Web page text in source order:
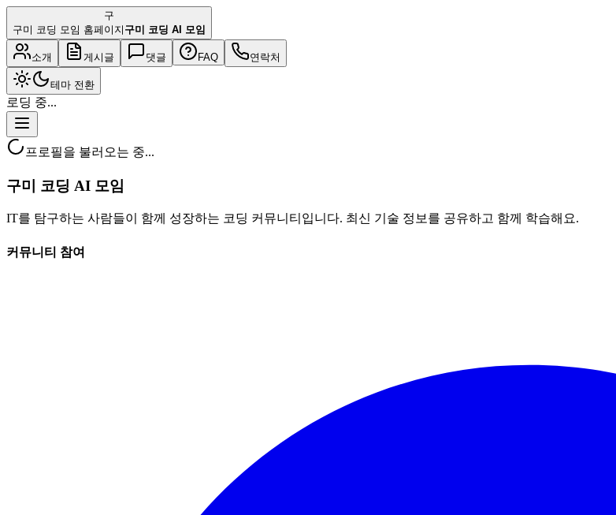
구
구미 코딩 모임 홈페이지 구미 코딩 AI 모임
소개 게시글 댓글 FAQ 연락처
테마 전환
로딩 중...
프로필을 불러오는 중...
구미 코딩 AI 모임
IT를 탐구하는 사람들이 함께 성장하는 코딩 커뮤니티입니다. 최신 기술 정보를 공유하고 함께 학습해요.
커뮤니티 참여